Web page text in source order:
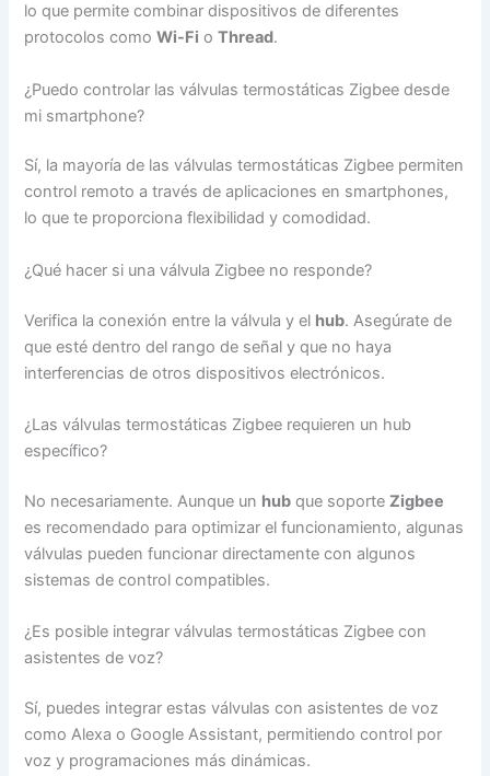
lo que permite combinar dispositivos de diferentes
protocolos comoWi-Fi oThread.
¿Puedo controlar las válvulas termostáticas Zigbee desde
mi smartphone?
Sí, la mayoría de las válvulas termostáticas Zigbee permiten
control remoto a través de aplicaciones en smartphones,
lo que te proporciona flexibilidad y comodidad.
¿Qué hacer si una válvula Zigbee no responde?
Verifica la conexión entre la válvula y el hub. Asegúrate de
que esté dentro del rango de señal y que no haya
interferencias de otros dispositivos electrónicos.
¿Las válvulas termostáticas Zigbee requieren un hub
específico?
No necesariamente. Aunque un hub que soporteZigbee
es recomendado para optimizar el funcionamiento, algunas
válvulas pueden funcionar directamente con algunos
sistemas de control compatibles.
¿Es posible integrar válvulas termostáticas Zigbee con
asistentes de voz?
Sí, puedes integrar estas válvulas con asistentes de voz
como Alexa o Google Assistant, permitiendo control por
voz y programaciones más dinámicas.